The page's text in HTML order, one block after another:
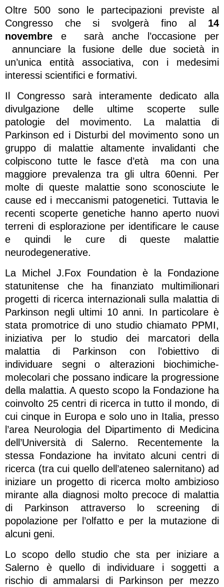
Oltre 500 sono le partecipazioni previste al
Congresso che si svolgerà fino al 14
novembre e sarà anche l’occasione per
annunciare la fusione delle due società in
un’unica entità associativa, con i medesimi
interessi scientifici e formativi.
Il Congresso sarà interamente dedicato alla
divulgazione delle ultime scoperte sulle
patologie del movimento. La malattia di
Parkinson ed i Disturbi del movimento sono un
gruppo di malattie altamente invalidanti che
colpiscono tutte le fasce d’età ma con una
maggiore prevalenza tra gli ultra 60enni. Per
molte di queste malattie sono sconosciute le
cause ed i meccanismi patogenetici. Tuttavia le
recenti scoperte genetiche hanno aperto nuovi
terreni di esplorazione per identificare le cause
e quindi le cure di queste malattie
neurodegenerative.
La Michel J.Fox Foundation è la Fondazione
statunitense che ha finanziato multimilionari
progetti di ricerca internazionali sulla malattia di
Parkinson negli ultimi 10 anni. In particolare è
stata promotrice di uno studio chiamato PPMI,
iniziativa per lo studio dei marcatori della
malattia di Parkinson con l’obiettivo di
individuare segni o alterazioni biochimiche-
molecolari che possano indicare la progressione
della malattia. A questo scopo la Fondazione ha
coinvolto 25 centri di ricerca in tutto il mondo, di
cui cinque in Europa e solo uno in Italia, presso
l’area Neurologia del Dipartimento di Medicina
dell’Università di Salerno. Recentemente la
stessa Fondazione ha invitato alcuni centri di
ricerca (tra cui quello dell’ateneo salernitano) ad
iniziare un progetto di ricerca molto ambizioso
mirante alla diagnosi molto precoce di malattia
di Parkinson attraverso lo screening di
popolazione per l’olfatto e per la mutazione di
alcuni geni.
Lo scopo dello studio che sta per iniziare a
Salerno è quello di individuare i soggetti a
rischio di ammalarsi di Parkinson per mezzo